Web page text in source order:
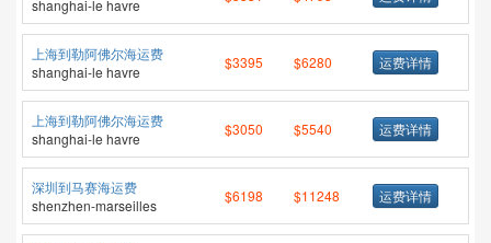
shanghai-le havre
上海到勒阿佛尔海运费
shanghai-le havre
$3395 $6280 运费详情
上海到勒阿佛尔海运费
shanghai-le havre
$3050 $5540 运费详情
深圳到马赛海运费
shenzhen-marseilles
$6198 $11248 运费详情